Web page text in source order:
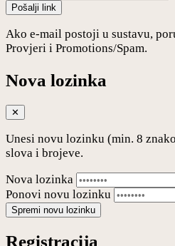
Pošalji link
Ako e-mail postoji u sustavu,
Provjeri i Promotions/Spam.
Nova lozinka
✕
Unesi novu lozinku (min. 8
slova i brojeve.
Nova lozinka
Ponovi novu lozinku
Spremi novu lozinku
Registracija